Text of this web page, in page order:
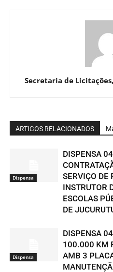
Secretaria de
ARTIGOS RELACIONADOS
Dispensa
DISPENSA
SERVIÇO DE
INSTRUTOR
ESCOLAS
DE
Dispensa
DISPENSA
100.000 KM
AMB 3